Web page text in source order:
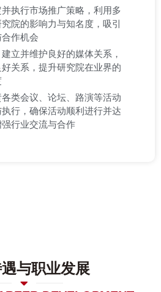
执行市场推广策略，利用多
院的影响力与知名度，吸引
作机会
立并维护良好的媒体关系，
关系，提升研究院在业界的
类会议、论坛、路演等活动
行，确保活动顺利进行并达
行业交流与合作
与职业发展